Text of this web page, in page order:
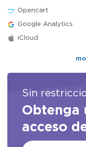
Opencart
Google Analytics
iCloud
Sin
Obtenga
acceso